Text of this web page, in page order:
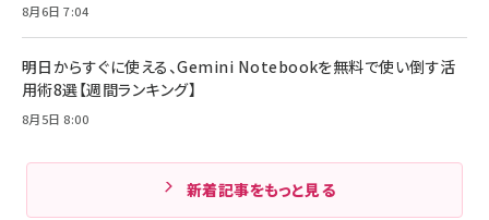
8月6日 7:04
明日からすぐに使える、Gemini Notebookを無料で使い倒す活
用術8選【週間ランキング】
8月5日 8:00
新着記事をもっと見る